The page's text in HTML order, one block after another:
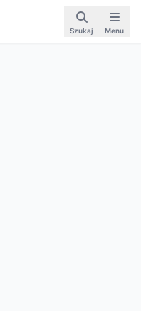
Szukaj Menu